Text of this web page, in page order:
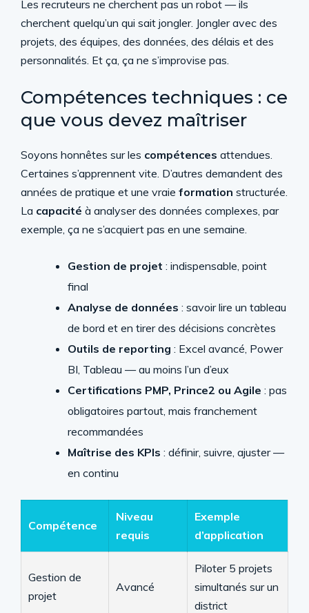
Les recruteurs ne cherchent pas un robot — ils
cherchent quelqu’un qui sait jongler. Jongler avec des
projets, des équipes, des données, des délais et des
personnalités. Et ça, ça ne s’improvise pas.
Compétences techniques : ce
que vous devez maîtriser
Soyons honnêtes sur les compétences attendues.
Certaines s’apprennent vite. D’autres demandent des
années de pratique et une vraie formation structurée.
La capacité à analyser des données complexes, par
exemple, ça ne s’acquiert pas en une semaine.
Gestion de projet : indispensable, point
final
Analyse de données : savoir lire un tableau
de bord et en tirer des décisions concrètes
Outils de reporting : Excel avancé, Power
BI, Tableau — au moins l’un d’eux
Certifications PMP, Prince2 ou Agile : pas
obligatoires partout, mais franchement
recommandées
Maîtrise des KPIs : définir, suivre, ajuster —
en continu
Compétence
Niveau
requis
Exemple
d’application
Gestion de
projet
Avancé
Piloter 5 projets
simultanés sur un
district